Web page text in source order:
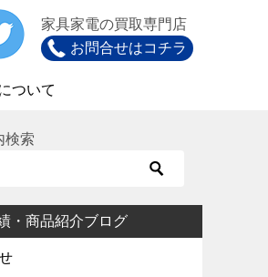
家具家電の買取専門店
お問合せはコチラ
ついて
検索
・商品紹介ブログ